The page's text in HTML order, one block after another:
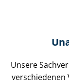
Unsere
verschiedenen